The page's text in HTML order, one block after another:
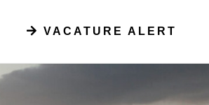
VACATURE ALERT